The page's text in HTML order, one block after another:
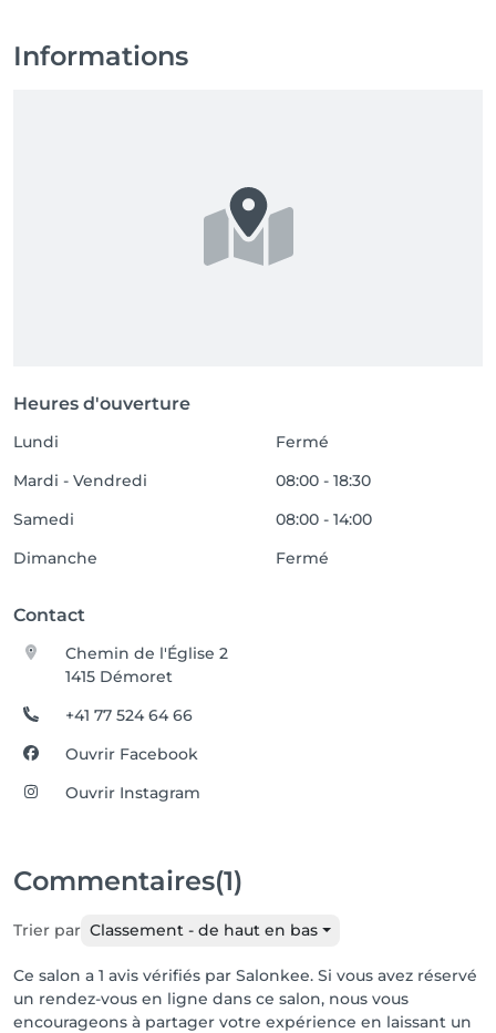
Informations
Heures d'ouverture
Lundi
Fermé
Mardi - Vendredi
08:00 - 18:30
Samedi
08:00 - 14:00
Dimanche
Fermé
Contact
Chemin de l'Église 2
1415 Démoret
+41 77 524 64 66
Ouvrir Facebook
Ouvrir Instagram
Commentaires(1)
Trier par Classement - de haut en bas
Ce salon a 1 avis vérifiés par Salonkee. Si vous avez réservé
un rendez-vous en ligne dans ce salon, nous vous
encourageons à partager votre expérience en laissant un